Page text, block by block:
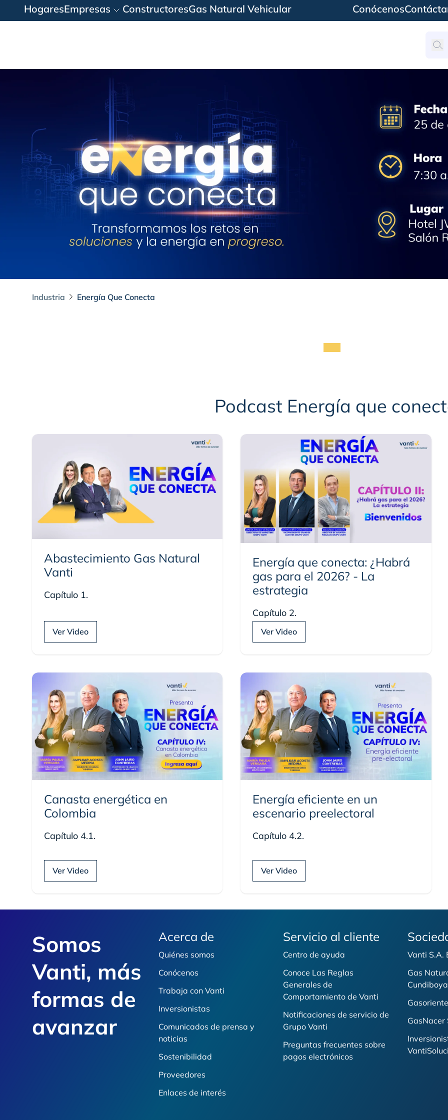
HogaresEmpresas ConstructoresGas Natural Vehicular Conócenos
Industria Energía Que Conecta
Podcast Energía que
Abastecimiento Gas Natural
Vanti
Capítulo 1.
Ver Video
Energía que conecta: ¿Habrá
gas para el 2026? - La
estrategia
Capítulo 2.
Ver Video
Canasta energética en
Colombia
Capítulo 4.1.
Ver Video
Energía eficiente en un
escenario preelectoral
Capítulo 4.2.
Ver Video
Somos
Vanti, más
formas de
avanzar
Acerca de
Quiénes somos
Conócenos
Trabaja con Vanti
Inversionistas
Comunicados de prensa y
noticias
Sostenibilidad
Proveedores
Enlaces de interés
Servicio al cliente
Centro de ayuda
Conoce Las Reglas
Generales de
Comportamiento de Vanti
Notificaciones de servicio de
Grupo Vanti
Preguntas frecuentes sobre
pagos electrónicos
Vanti S.A.
Gas
GasNacer